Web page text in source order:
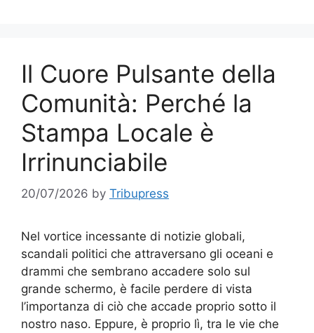
Il Cuore Pulsante della
Comunità: Perché la
Stampa Locale è
Irrinunciabile
20/07/2026 by Tribupress
Nel vortice incessante di notizie globali,
scandali politici che attraversano gli oceani e
drammi che sembrano accadere solo sul
grande schermo, è facile perdere di vista
l’importanza di ciò che accade proprio sotto il
nostro naso. Eppure, è proprio lì, tra le vie che